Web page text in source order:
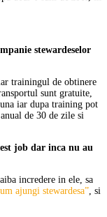
stewardeselor
trainingul de obtinere
sunt gratuite,
iar dupa training pot
de 30 de zile si
job dar inca nu au
incredere in ele, sa
ajungi stewardesa”, si